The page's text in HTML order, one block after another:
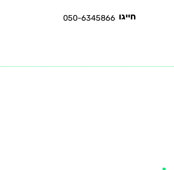
חייגו 050-6345866